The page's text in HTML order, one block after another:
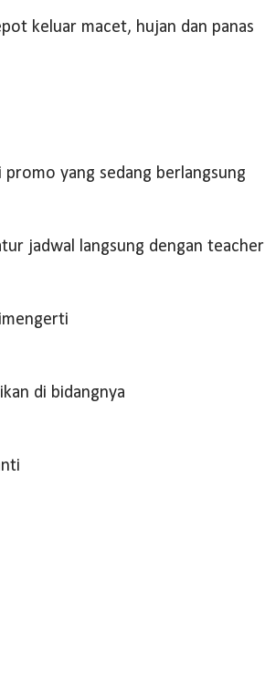
keluar macet, hujan dan panas
yang sedang berlangsung
jadwal langsung dengan teacher
di bidangnya